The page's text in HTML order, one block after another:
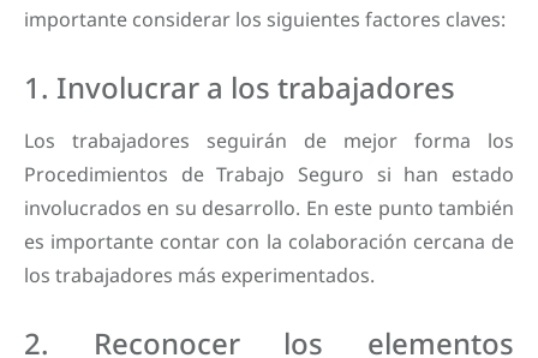
importante considerar los siguientes factores claves:
1. Involucrar a los trabajadores
Los trabajadores seguirán de mejor forma los
Procedimientos de Trabajo Seguro si han estado
involucrados en su desarrollo. En este punto también
es importante contar con la colaboración cercana de
los trabajadores más experimentados.
2. Reconocer los elementos